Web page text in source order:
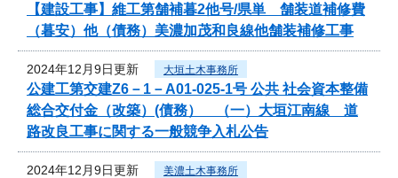
【建設工事】維工第舗補暮2他号/県単 舗装道補修費
（暮安）他（債務）美濃加茂和良線他舗装補修工事
2024年12月9日更新 大垣土木事務所
公建工第交建Z6－1－A01-025-1号 公共 社会資本整備
総合交付金（改築）(債務） （一）大垣江南線 道
路改良工事に関する一般競争入札公告
2024年12月9日更新 美濃土木事務所